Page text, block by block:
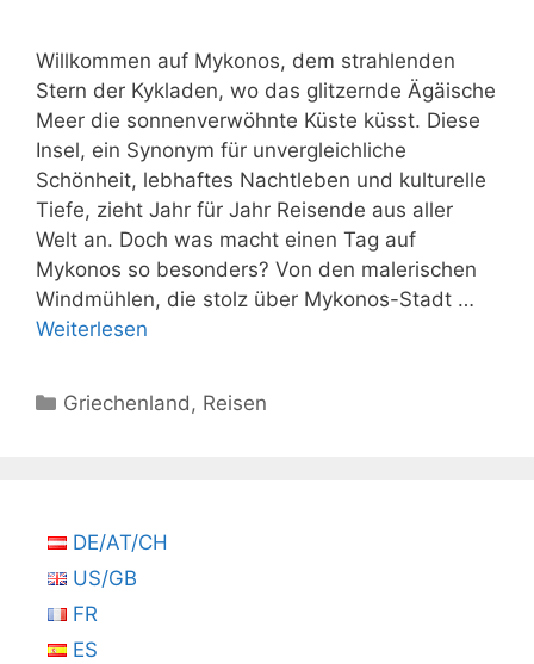
Willkommen auf Mykonos, dem strahlenden
Stern der Kykladen, wo das glitzernde Ägäische
Meer die sonnenverwöhnte Küste küsst. Diese
Insel, ein Synonym für unvergleichliche
Schönheit, lebhaftes Nachtleben und kulturelle
Tiefe, zieht Jahr für Jahr Reisende aus aller
Welt an. Doch was macht einen Tag auf
Mykonos so besonders? Von den malerischen
Windmühlen, die stolz über Mykonos-Stadt …
Weiterlesen
Kategorien
Griechenland, Reisen
DE/AT/CH
US/GB
FR
ES